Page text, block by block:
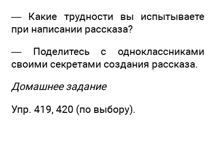
— Какие трудности вы испытываете
при написании рассказа?
— Поделитесь с одноклассниками
своими секретами создания рассказа.
Домашнее задание
Упр. 419, 420 (по выбору).